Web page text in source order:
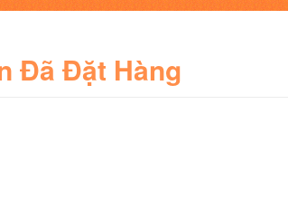
Đã Đặt Hàng